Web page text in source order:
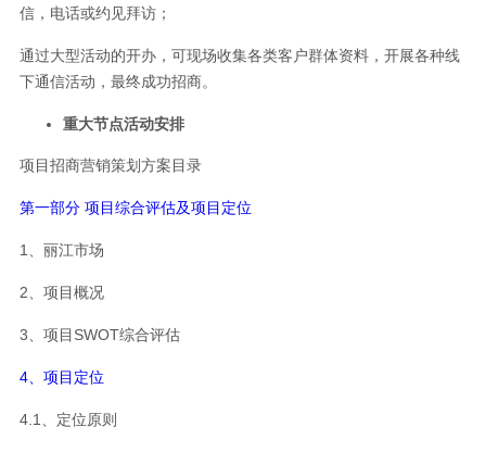
信，电话或约见拜访；
通过大型活动的开办，可现场收集各类客户群体资料，开展各种线
下通信活动，最终成功招商。
重大节点活动安排
项目招商营销策划方案目录
第一部分 项目综合评估及项目定位
1、丽江市场
2、项目概况
3、项目SWOT综合评估
4、项目定位
4.1、定位原则